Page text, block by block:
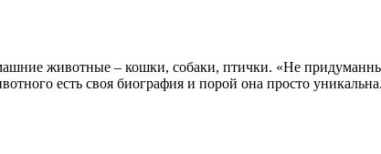
животные – кошки, собаки, птички. «Не
есть своя биография и порой она просто